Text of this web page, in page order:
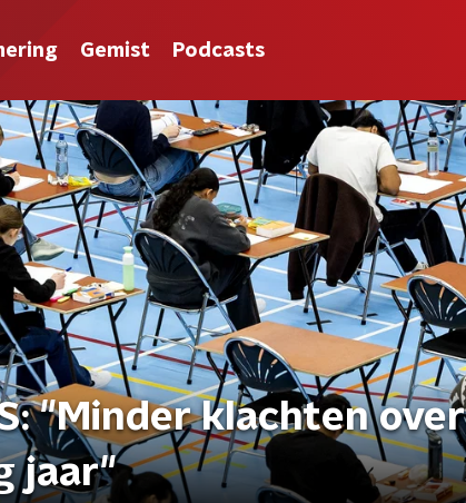
Gemist Podcasts
"Minder klachten over
jaar"